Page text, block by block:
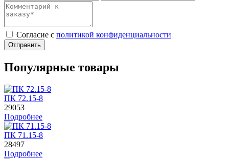
Cогласие с политикой конфиденциальности
Отправить
Популярные товары
ПК 72.15-8
29053
Подробнее
ПК 71.15-8
28497
Подробнее